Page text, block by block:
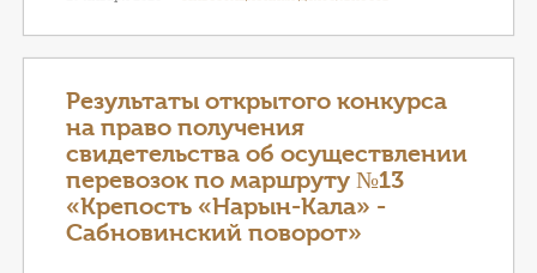
Результаты открытого конкурса
на право получения
свидетельства об осуществлении
перевозок по маршруту №13
«Крепость «Нарын-Кала» -
Сабновинский поворот»